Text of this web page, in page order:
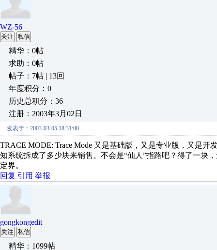
WZ-56
关注 私信
精华：0帖
求助：0帖
帖子：7帖 | 13回
年度积分：0
历史总积分：36
注册：2003年3月02日
发表于：2003-03-05 18:31:00
TRACE MODE: Trace Mode 又是基础版，又是专业版，又是
知系统拆成了多少块来销售。不会是“仙人”指路吧？得了一块
定界。
回复 引用 举报
gongkongedit
关注 私信
精华：1099帖